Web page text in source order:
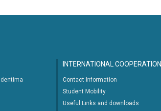
INTERNATIONAL COOPERATION
Contact Information
Student Mobility
Useful Links and downloads